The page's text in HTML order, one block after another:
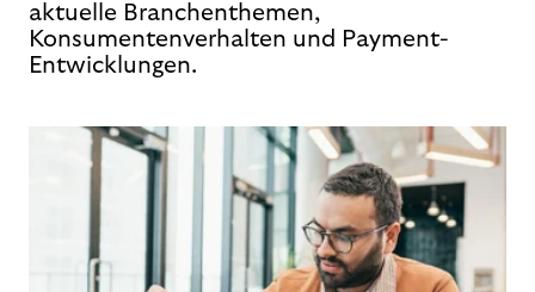
aktuelle Branchenthemen,
Konsumentenverhalten und Payment-
Entwicklungen.